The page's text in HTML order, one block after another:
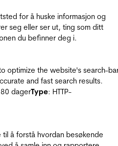
for å huske informasjon og
seg eller ser ut, ting som ditt
du befinner deg i.
optimize the website's search-
and fast search results.
dagerType: HTTP-
å forstå hvordan besøkende